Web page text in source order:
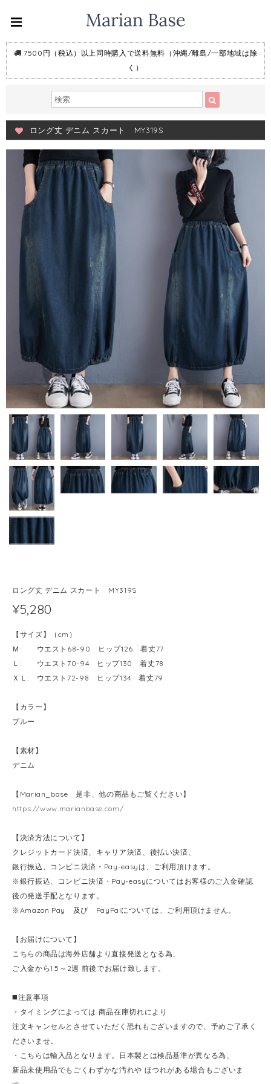
7500円（税込）以上同時購入で送料無料（沖縄/離島/一部地域は除
く）
ロング丈 デニム スカート MY319S
ロング丈 デニム スカート MY319S
¥5,280
【サイズ】（cm）
Ｍ: ウエスト68-90 ヒップ126 着丈77
Ｌ: ウエスト70-94 ヒップ130 着丈78
ＸＬ: ウエスト72-98 ヒップ134 着丈79
【カラー】
ブルー
【素材】
デニム
【Marian_base 是非、他の商品もご覧ください】
https://www.marianbase.com/
【決済方法について】
クレジットカード決済、キャリア決済、後払い決済、
銀行振込、コンビニ決済・Pay-easyは、ご利用頂けます。
※銀行振込、コンビニ決済・Pay-easyについてはお客様のご入金確認
後の発送手配となります。
※Amazon Pay 及び PayPalについては、ご利用頂けません。
【お届けについて】
こちらの商品は海外店舗より直接発送となる為、
ご入金から1.5～2週 前後でお届け致します。
◼️注意事項
・タイミングによっては 商品在庫切れにより
注文キャンセルとさせていただく恐れもございますので、予めご了承く
ださいませ。
・こちらは輸入品となります。日本製とは検品基準が異なる為、
新品未使用品でもごくわずかな汚れや ほつれがある場合もございま